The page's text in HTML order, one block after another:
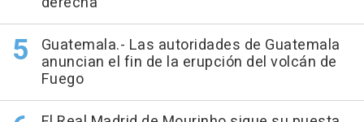
Guatemala.- Las autoridades de Guatemala
anuncian el fin de la erupción del volcán de
Fuego